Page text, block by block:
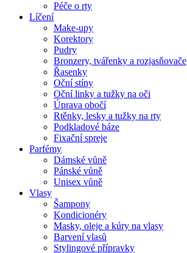
Péče o rty
Líčení
Make-upy
Korektory
Pudry
Bronzery, tvářenky a rozjasňovače
Řasenky
Oční stíny
Oční linky a tužky na oči
Úprava obočí
Rtěnky, lesky a tužky na rty
Podkladové báze
Fixační spreje
Parfémy
Dámské vůně
Pánské vůně
Unisex vůně
Vlasy
Šampony
Kondicionéry
Masky, oleje a kúry na vlasy
Barvení vlasů
Stylingové přípravky